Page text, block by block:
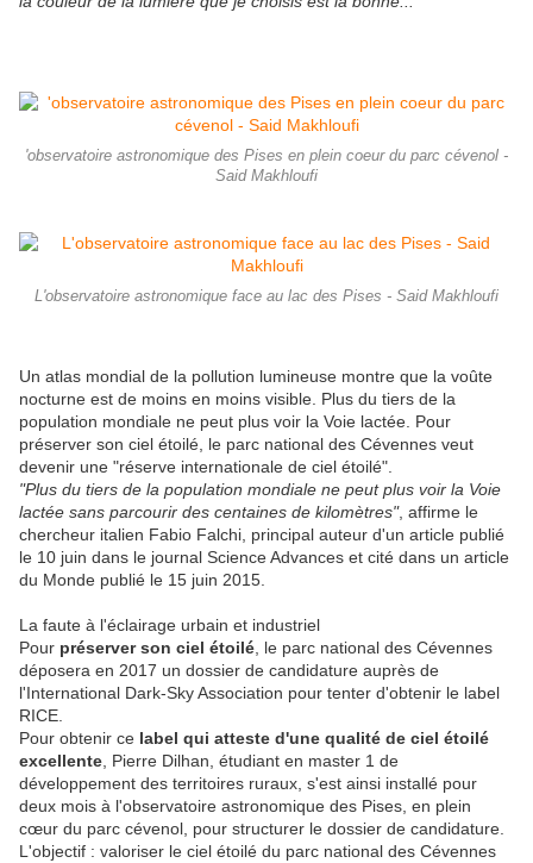
'observatoire astronomique des Pises en plein coeur du parc cévenol -
Said Makhloufi
L'observatoire astronomique face au lac des Pises - Said Makhloufi
Un atlas mondial de la pollution lumineuse montre que la voûte
nocturne est de moins en moins visible. Plus du tiers de la
population mondiale ne peut plus voir la Voie lactée. Pour
préserver son ciel étoilé, le parc national des Cévennes veut
devenir une "réserve internationale de ciel étoilé".
"Plus du tiers de la population mondiale ne peut plus voir la Voie
lactée sans parcourir des centaines de kilomètres", affirme le
chercheur italien Fabio Falchi, principal auteur d'un article publié
le 10 juin dans le journal Science Advances et cité dans un article
du Monde publié le 15 juin 2015.
La faute à l'éclairage urbain et industriel
Pour préserver son ciel étoilé , le parc national des Cévennes
déposera en 2017 un dossier de candidature auprès de
l'International Dark-Sky Association pour tenter d'obtenir le label
RICE.
Pour obtenir ce label qui atteste d'une qualité de ciel étoilé
excellente , Pierre Dilhan, étudiant en master 1 de
développement des territoires ruraux, s'est ainsi installé pour
deux mois à l'observatoire astronomique des Pises, en plein
cœur du parc cévenol, pour structurer le dossier de candidature.
L'objectif : valoriser le ciel étoilé du parc national des Cévennes